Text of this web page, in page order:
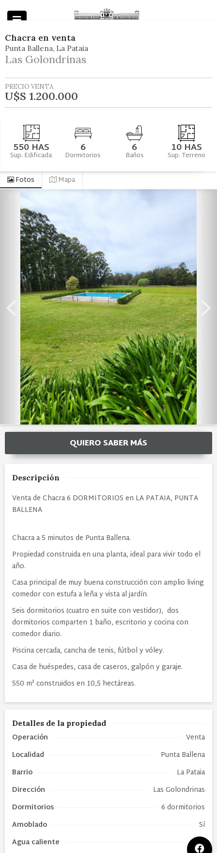
Chacra en venta
Punta Ballena La Pataia
Las Golondrinas
PRECIO VENTA
U$S 1.200.000
550 HAS
Sup. Edificada 6
Dormitorios 6
Baños 10 HAS
Sup. Terreno
Fotos Mapa
QUIERO SABER MÁS
Descripción
Venta de Chacra 6 DORMITORIOS en LA PATAIA, PUNTA
BALLENA
Chacra a 5 minutos de Punta Ballena.
Propiedad construida en una planta, ideal para vivir todo el
año.
Casa principal de muy buena construcción con amplio living
comedor con estufa a leña y vista al jardín.
Seis dormitorios (cuatro en suite con vestidor), dos
dormitorios comparten 1 baño, escritorio y cocina con
comedor diario.
Piscina cercada, cancha de tenis, fútbol y vóley.
Casa de huéspedes, casa de caseros, galpón y garaje.
550 m² construidos en 10,5 hectáreas.
Detalles de la propiedad
Operación
Venta
Localidad
Punta Ballena
Barrio
La Pataia
Dirección
Las Golondrinas
Dormitorios
6 dormitorios
Amoblado
Sí
Agua caliente
SI